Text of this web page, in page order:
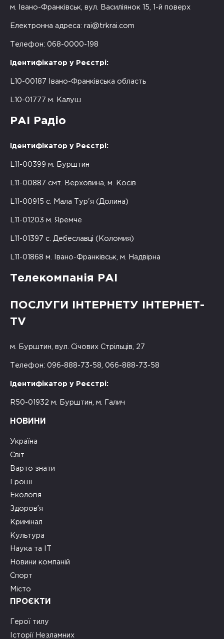
м. Івано-Франківськ, вул. Василіянок 15, 1-й поверх
Електронна адреса: rai@trkrai.com
Телефон: 068-0000-198
Ідентифікатор у Реєстрі:
L10-00187 Івано-Франківська область
L10-01777 м. Калуш
РАІ Радіо
Ідентифікатор у Реєстрі:
L11-00399 м. Бурштин
L11-00887 смт. Верховина, м. Косів
L11-00915 с. Мала Тур'я (Долина)
L11-01203 м. Яремче
L11-01397 с. Дебеславці (Коломия)
L11-01868 м. Івано-Франківськ, м. Надвірна
Телекомпанія РАІ
ПОСЛУГИ ІНТЕРНЕТУ ІНТЕРНЕТ-
TV
м. Бурштин, вул. Січових Стрільців, 27
Телефон: 096-888-73-58, 066-888-73-58
Ідентифікатор у Реєстрі:
R50-01932 м. Бурштин, м. Галич
НОВИНИ
Україна
Світ
Варто знати
Гроші
Екологія
Здоров’я
Кримінал
Культура
Наука та ІТ
Новини компаній
Спорт
Місто
ПРОЄКТИ
Герої тилу
Історії Незламних